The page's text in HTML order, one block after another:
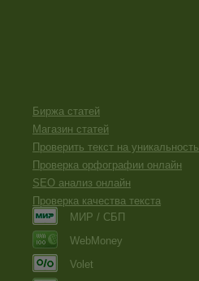
Биржа статей
Магазин статей
Проверить текст на уникальность
Проверка орфографии онлайн
SEO анализ онлайн
Проверка качества текста
МИР / СБП
WebMoney
Volet